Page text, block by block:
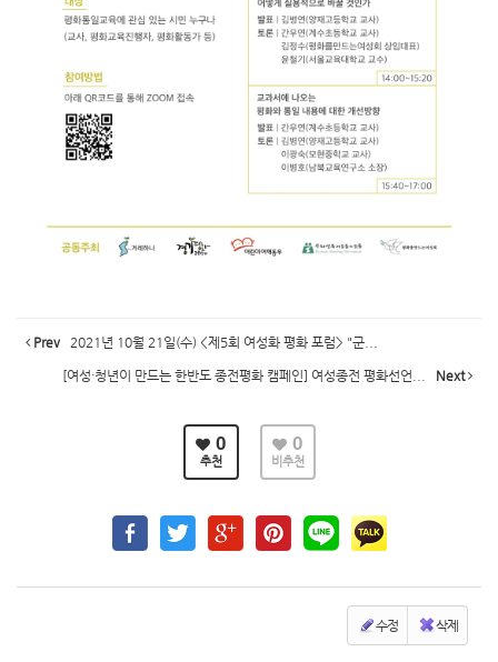
Prev 2021년 10월 21일(수) <제5회 여성화 평화 포럼> "군...
[여성·청년이 만드는 한반도 종전평화 캠페인] 여성종전 평화선언... Next
0
추천
0
비추천
수정 삭제